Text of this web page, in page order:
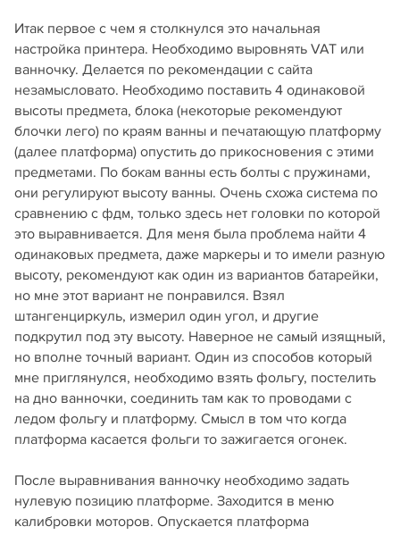
Итак первое с чем я столкнулся это начальная
настройка принтера. Необходимо выровнять VAT или
ванночку. Делается по рекомендации с сайта
незамысловато. Необходимо поставить 4 одинаковой
высоты предмета, блока (некоторые рекомендуют
блочки лего) по краям ванны и печатающую платформу
(далее платформа) опустить до прикосновения с этими
предметами. По бокам ванны есть болты с пружинами,
они регулируют высоту ванны. Очень схожа система по
сравнению с фдм, только здесь нет головки по которой
это выравнивается. Для меня была проблема найти 4
одинаковых предмета, даже маркеры и то имели разную
высоту, рекомендуют как один из вариантов батарейки,
но мне этот вариант не понравился. Взял
штангенциркуль, измерил один угол, и другие
подкрутил под эту высоту. Наверное не самый изящный,
но вполне точный вариант. Один из способов который
мне приглянулся, необходимо взять фольгу, постелить
на дно ванночки, соединить там как то проводами с
ледом фольгу и платформу. Смысл в том что когда
платформа касается фольги то зажигается огонек.
После выравнивания ванночку необходимо задать
нулевую позицию платформе. Заходится в меню
калибровки моторов. Опускается платформа